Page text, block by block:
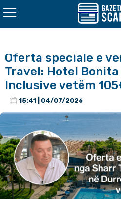
Oferta speciale e
Travel: Hotel
Inclusive vetëm
15:41 | 04/07/2026